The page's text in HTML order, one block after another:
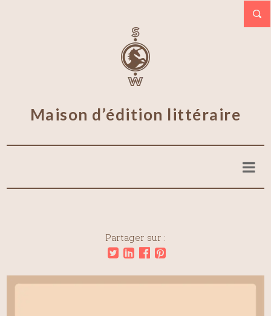
Maison d’édition littéraire
Partager sur :